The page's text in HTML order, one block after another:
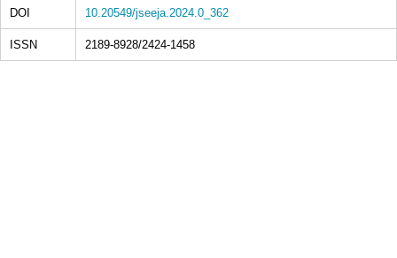
DOI 10.20549/jseeja.2024.0_362
ISSN 2189-8928/2424-1458